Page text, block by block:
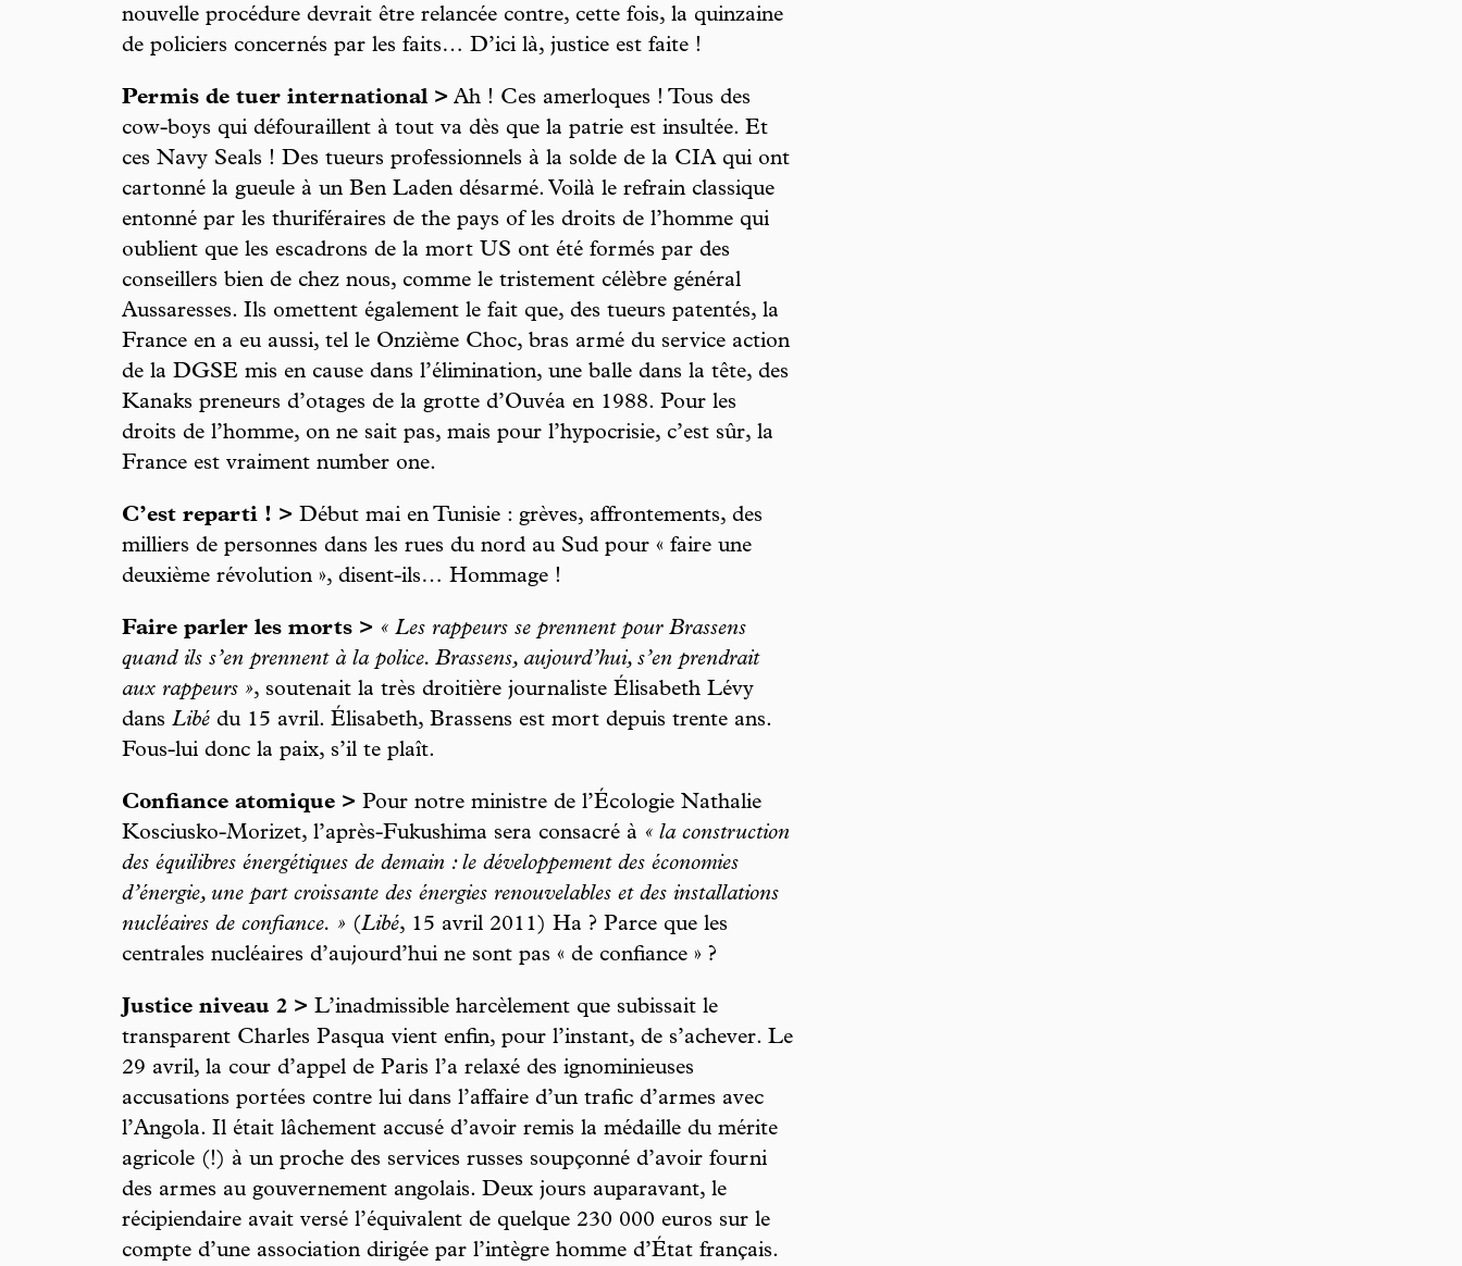
nouvelle procédure devrait être relancée contre, cette fois, la quinzaine
de policiers concernés par les faits… D’ici là, justice est faite !
Permis de tuer international > Ah ! Ces amerloques ! Tous des
cow-boys qui défouraillent à tout va dès que la patrie est insultée. Et
ces Navy Seals ! Des tueurs professionnels à la solde de la CIA qui ont
cartonné la gueule à un Ben Laden désarmé. Voilà le refrain classique
entonné par les thuriféraires de the pays of les droits de l’homme qui
oublient que les escadrons de la mort US ont été formés par des
conseillers bien de chez nous, comme le tristement célèbre général
Aussaresses. Ils omettent également le fait que, des tueurs patentés, la
France en a eu aussi, tel le Onzième Choc, bras armé du service action
de la DGSE mis en cause dans l’élimination, une balle dans la tête, des
Kanaks preneurs d’otages de la grotte d’Ouvéa en 1988. Pour les
droits de l’homme, on ne sait pas, mais pour l’hypocrisie, c’est sûr, la
France est vraiment number one.
C’est reparti ! > Début mai en Tunisie : grèves, affrontements, des
milliers de personnes dans les rues du nord au Sud pour « faire une
deuxième révolution », disent-ils… Hommage !
Faire parler les morts > « Les rappeurs se prennent pour Brassens
quand ils s’en prennent à la police. Brassens, aujourd’hui, s’en prendrait
aux rappeurs », soutenait la très droitière journaliste Élisabeth Lévy
dans Libé du 15 avril. Élisabeth, Brassens est mort depuis trente ans.
Fous-lui donc la paix, s’il te plaît.
Confiance atomique > Pour notre ministre de l’Écologie Nathalie
Kosciusko-Morizet, l’après-Fukushima sera consacré à « la construction
des équilibres énergétiques de demain : le développement des économies
d’énergie, une part croissante des énergies renouvelables et des installations
nucléaires de confiance. » (Libé, 15 avril 2011) Ha ? Parce que les
centrales nucléaires d’aujourd’hui ne sont pas « de confiance » ?
Justice niveau 2 > L’inadmissible harcèlement que subissait le
transparent Charles Pasqua vient enfin, pour l’instant, de s’achever. Le
29 avril, la cour d’appel de Paris l’a relaxé des ignominieuses
accusations portées contre lui dans l’affaire d’un trafic d’armes avec
l’Angola. Il était lâchement accusé d’avoir remis la médaille du mérite
agricole (!) à un proche des services russes soupçonné d’avoir fourni
des armes au gouvernement angolais. Deux jours auparavant, le
récipiendaire avait versé l’équivalent de quelque 230 000 euros sur le
compte d’une association dirigée par l’intègre homme d’État français.